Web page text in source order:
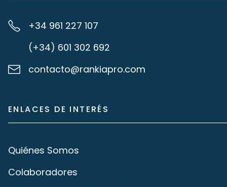
+34 961 227 107
(+34) 601 302 692
contacto@rankiapro.com
ENLACES DE INTERÉS
Quiénes Somos
Colaboradores